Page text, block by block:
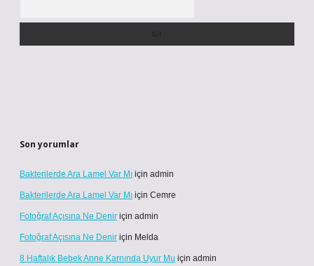
Son yorumlar
Bakterilerde Ara Lamel Var Mı için admin
Bakterilerde Ara Lamel Var Mı için Cemre
Fotoğraf Açısına Ne Denir için admin
Fotoğraf Açısına Ne Denir için Melda
8 Haftalık Bebek Anne Karnında Uyur Mu için admin